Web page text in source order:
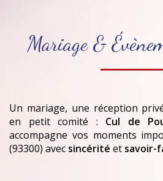
Mariage &
Un mariage, une réception
en petit comité : Cul de
accompagne vos moments
(93300) avec sincérité et savoir-